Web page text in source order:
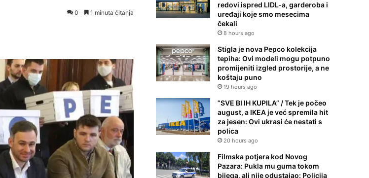
0 1 minuta čitanja
redovi ispred LIDL-a, garderoba i
uređaji koje smo mesecima
čekali
8 hours ago
Stigla je nova Pepco kolekcija
tepiha: Ovi modeli mogu potpuno
promijeniti izgled prostorije, a ne
koštaju puno
19 hours ago
”SVE BI IH KUPILA” / Tek je počeo
august, a IKEA je već spremila hit
za jesen: Ovi ukrasi će nestati s
polica
20 hours ago
Filmska potjera kod Novog
Pazara: Pukla mu guma tokom
bijega, ali nije odustajao: Policija